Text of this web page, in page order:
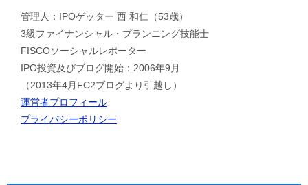
管理人：IPOゲッター 西 和仁（53歳）
3級ファイナンシャル・プランニング技能士
FISCOソーシャルレポーター
IPO投資及びブログ開始：2006年9月
（2013年4月FC2ブログより引越し）
運営者プロフィール
プライバシーポリシー